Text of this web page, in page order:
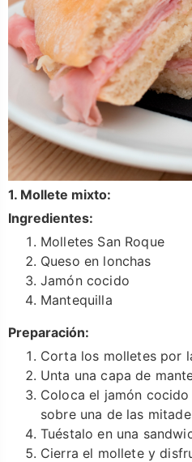
1. Mollete mixto:
Ingredientes:
Molletes San Roque
Queso en lonchas
Jamón cocido
Mantequilla
Preparación:
Corta los molletes por
Unta una capa de
Coloca el jamón
sobre una de las
Tuéstalo en una
Cierra el mollete y